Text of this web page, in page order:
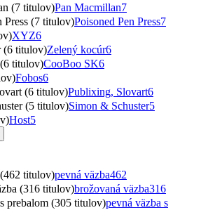
(7 titulov)Pan Macmillan7
Press (7 titulov)Poisoned Pen Press7
XYZ6
(6 titulov)Zelený kocúr6
titulov)CooBoo SK6
Fobos6
(6 titulov)Publixing, Slovart6
(5 titulov)Simon & Schuster5
Host5
titulov)pevná väzba462
(316 titulov)brožovaná väzba316
prebalom (305 titulov)pevná väzba s